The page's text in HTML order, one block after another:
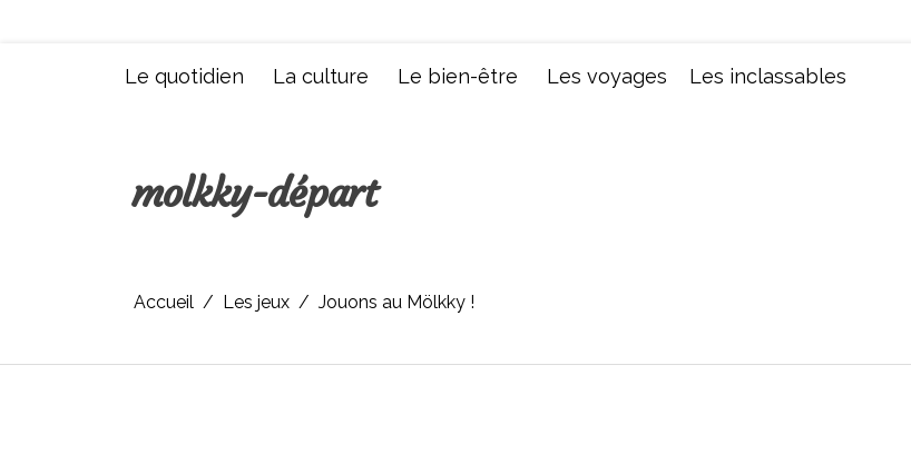
Le quotidien La culture Le bien-être Les voyages Les inclassables
molkky-départ
Accueil Les jeux Jouons au Mölkky !